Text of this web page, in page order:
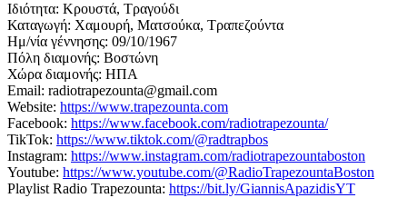
Ιδιότητα: Κρουστά, Τραγούδι
Καταγωγή: Χαμουρή, Ματσούκα, Τραπεζούντα
Ημ/νία γέννησης: 09/10/1967
Πόλη διαμονής: Βοστώνη
Χώρα διαμονής: ΗΠΑ
Email: radiotrapezounta@gmail.com
Website: https://www.trapezounta.com
Facebook: https://www.facebook.com/radiotrapezounta/
TikTok: https://www.tiktok.com/@radtrapbos
Instagram: https://www.instagram.com/radiotrapezountaboston
Youtube: https://www.youtube.com/@RadioTrapezountaBoston
Playlist Radio Trapezounta: https://bit.ly/GiannisApazidisYT